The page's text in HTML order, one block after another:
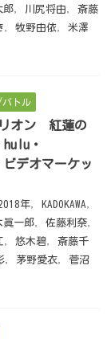
郎, 川尻将由, 斎藤
, 牧野由依, 米澤
バトル
オン 紅蓮の
・
ビデオマーケッ
年, KADOKAWA,
眞一郎, 佐藤利奈,
, 悠木碧, 斎藤千
, 茅野愛衣, 菅沼